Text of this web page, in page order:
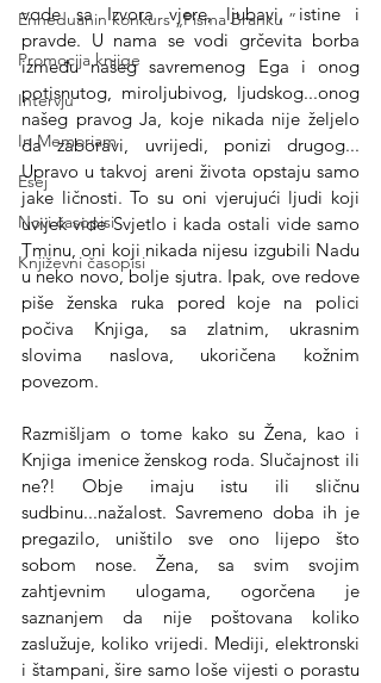
Enheduanin konkurs „Pisma Branku ”
Promocija knjige
Intervju
In Memoriam
Esej
Novi časopisi
Književni časopisi
vode sa Izvora vjere, ljubavi, istine i
pravde. U nama se vodi grčevita borba
između našeg savremenog Ega i onog
potisnutog, miroljubivog, ljudskog...onog
našeg pravog Ja, koje nikada nije željelo
da zaboravi, uvrijedi, ponizi drugog...
Upravo u takvoj areni života opstaju samo
jake ličnosti. To su oni vjerujući ljudi koji
uvijek vide Svjetlo i kada ostali vide samo
Tminu, oni koji nikada nijesu izgubili Nadu
u neko novo, bolje sjutra. Ipak, ove redove
piše ženska ruka pored koje na polici
počiva Knjiga, sa zlatnim, ukrasnim
slovima naslova, ukoričena kožnim
povezom.
Razmišljam o tome kako su Žena, kao i
Knjiga imenice ženskog roda. Slučajnost ili
ne?! Obje imaju istu ili sličnu
sudbinu...nažalost. Savremeno doba ih je
pregazilo, uništilo sve ono lijepo što
sobom nose. Žena, sa svim svojim
zahtjevnim ulogama, ogorčena je
saznanjem da nije poštovana koliko
zaslužuje, koliko vrijedi. Mediji, elektronski
i štampani, šire samo loše vijesti o porastu